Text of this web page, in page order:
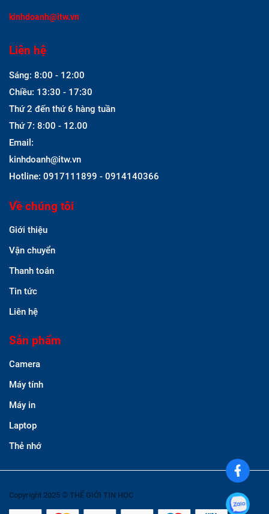
kinhdoanh@itw.vn
Liên hệ
Sáng: 8:00 - 12:00
Chiều: 13:30 - 17:30
Thứ 2 đến thứ 6 hàng tuần
Thứ 7: 8:00 - 12.00
Email:
kinhdoanh@itw.vn
Hotline: 0917111899 - 0914140366
Về chúng tôi
Giới thiệu
Vận chuyển
Thanh toán
Tin tức
Liên hệ
Sản phẩm
Camera
Máy tính
Máy in
Laptop
Thẻ nhớ
Copyright 2025 © THẾ GIỚI TIN HỌC